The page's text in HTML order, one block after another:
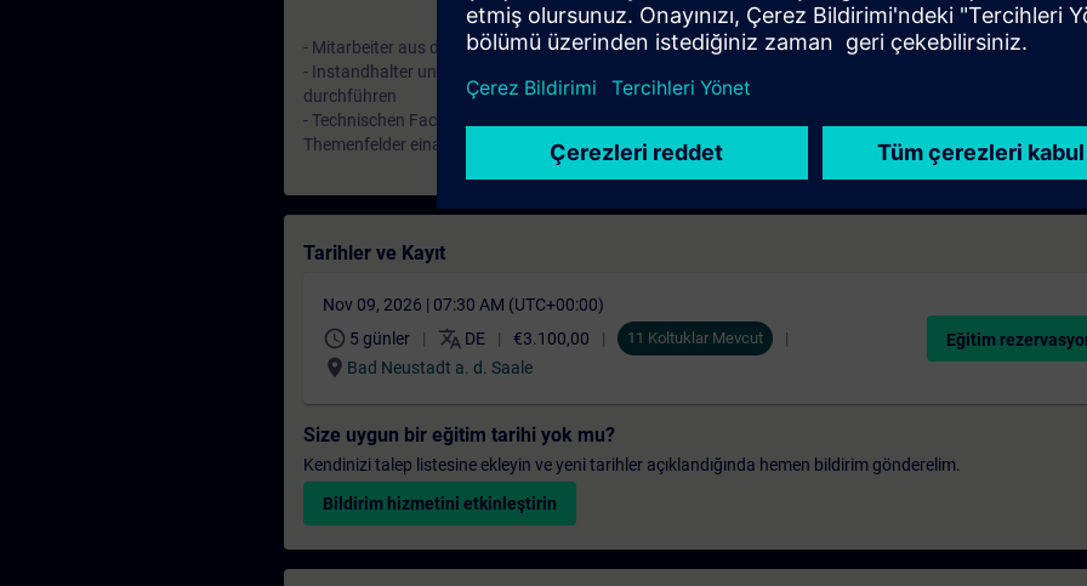
- Mitarbeiter aus der Fertigung, die ihre Kenntnisse in der Steuerungstechnik erweitern
- Instandhalter und Servicetechniker, die eigenständig Fehlerdiagnosen und Reparaturen an
durchführen
- Technischen Fachkräfte, die in den Bereichen Robotik, Elektro- und Steuerungstechnik arbeiten oder sich
Themenfelder einarbeiten
Tarihler ve Kayıt
Nov 09, 2026 | 07:30 AM (UTC+00:00)
schedule 5 günler translate DE €3.100,00 11 Koltuklar Mevcut
location_on Bad Neustadt a. d. Saale
Eğitim
Size uygun bir eğitim tarihi yok mu?
Kendinizi talep listesine ekleyin ve yeni tarihler açıklandığında hemen bildirim gönderelim.
Bildirim hizmetini etkinleştirin